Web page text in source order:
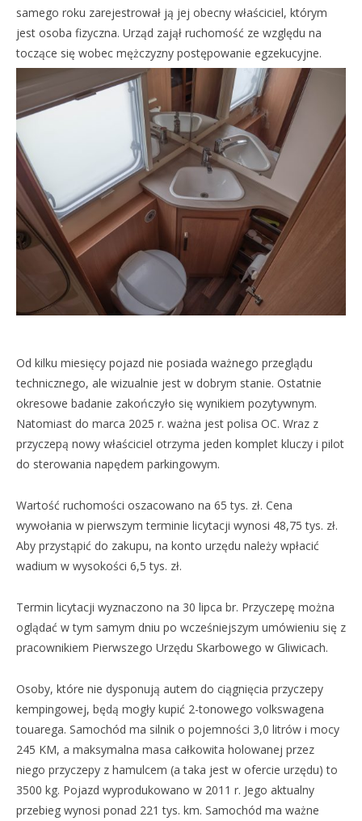
samego roku zarejestrował ją jej obecny właściciel, którym
jest osoba fizyczna. Urząd zajął ruchomość ze względu na
toczące się wobec mężczyzny postępowanie egzekucyjne.
Od kilku miesięcy pojazd nie posiada ważnego przeglądu
technicznego, ale wizualnie jest w dobrym stanie. Ostatnie
okresowe badanie zakończyło się wynikiem pozytywnym.
Natomiast do marca 2025 r. ważna jest polisa OC. Wraz z
przyczepą nowy właściciel otrzyma jeden komplet kluczy i pilot
do sterowania napędem parkingowym.
Wartość ruchomości oszacowano na 65 tys. zł. Cena
wywołania w pierwszym terminie licytacji wynosi 48,75 tys. zł.
Aby przystąpić do zakupu, na konto urzędu należy wpłacić
wadium w wysokości 6,5 tys. zł.
Termin licytacji wyznaczono na 30 lipca br. Przyczepę można
oglądać w tym samym dniu po wcześniejszym umówieniu się z
pracownikiem Pierwszego Urzędu Skarbowego w Gliwicach.
Osoby, które nie dysponują autem do ciągnięcia przyczepy
kempingowej, będą mogły kupić 2-tonowego volkswagena
touarega. Samochód ma silnik o pojemności 3,0 litrów i mocy
245 KM, a maksymalna masa całkowita holowanej przez
niego przyczepy z hamulcem (a taka jest w ofercie urzędu) to
3500 kg. Pojazd wyprodukowano w 2011 r. Jego aktualny
przebieg wynosi ponad 221 tys. km. Samochód ma ważne